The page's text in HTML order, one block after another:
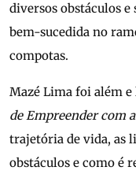
diversos obstáculos
bem-sucedida no
compotas.
Mazé Lima foi além
de Empreender com
trajetória de vida, as
obstáculos e como é